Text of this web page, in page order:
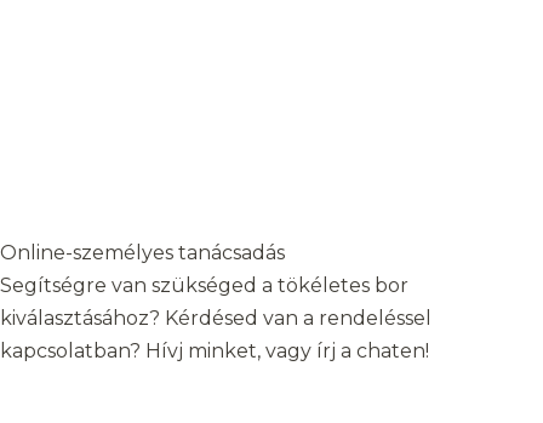
Online-személyes tanácsadás
Segítségre van szükséged a tökéletes bor
kiválasztásához? Kérdésed van a rendeléssel
kapcsolatban? Hívj minket, vagy írj a chaten!